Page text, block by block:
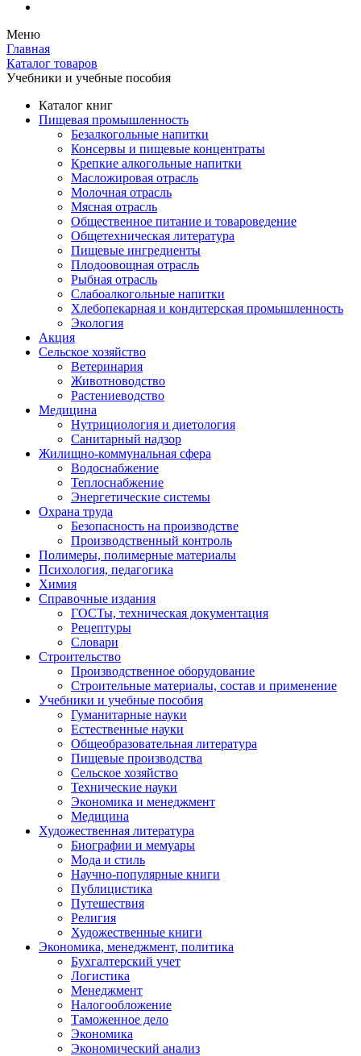
Меню
Главная
Каталог товаров
Учебники и учебные пособия
Каталог книг
Пищевая промышленность
Безалкогольные напитки
Консервы и пищевые концентраты
Крепкие алкогольные напитки
Масложировая отрасль
Молочная отрасль
Мясная отрасль
Общественное питание и товароведение
Общетехническая литература
Пищевые ингредиенты
Плодоовощная отрасль
Рыбная отрасль
Слабоалкогольные напитки
Хлебопекарная и кондитерская промышленность
Экология
Акция
Сельское хозяйство
Ветеринария
Животноводство
Растениеводство
Медицина
Нутрициология и диетология
Санитарный надзор
Жилищно-коммунальная сфера
Водоснабжение
Теплоснабжение
Энергетические системы
Охрана труда
Безопасность на производстве
Производственный контроль
Полимеры, полимерные материалы
Психология, педагогика
Химия
Справочные издания
ГОСТы, техническая документация
Рецептуры
Словари
Строительство
Производственное оборудование
Строительные материалы, состав и применение
Учебники и учебные пособия
Гуманитарные науки
Естественные науки
Общеобразовательная литература
Пищевые производства
Сельское хозяйство
Технические науки
Экономика и менеджмент
Медицина
Художественная литература
Биографии и мемуары
Мода и стиль
Научно-популярные книги
Публицистика
Путешествия
Религия
Художественные книги
Экономика, менеджмент, политика
Бухгалтерский учет
Логистика
Менеджмент
Налогообложение
Таможенное дело
Экономика
Экономический анализ